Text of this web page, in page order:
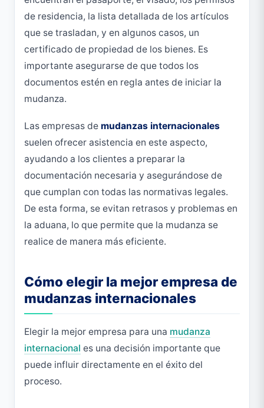
de residencia, la lista detallada de los artículos
que se trasladan, y en algunos casos, un
certificado de propiedad de los bienes. Es
importante asegurarse de que todos los
documentos estén en regla antes de iniciar la
mudanza.
Las empresas de mudanzas internacionales
suelen ofrecer asistencia en este aspecto,
ayudando a los clientes a preparar la
documentación necesaria y asegurándose de
que cumplan con todas las normativas legales.
De esta forma, se evitan retrasos y problemas en
la aduana, lo que permite que la mudanza se
realice de manera más eficiente.
Cómo elegir la mejor empresa de
mudanzas internacionales
Elegir la mejor empresa para una mudanza
internacional es una decisión importante que
puede influir directamente en el éxito del
proceso.